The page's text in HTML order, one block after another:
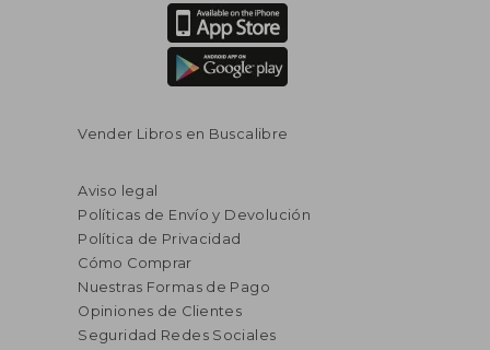
Vender Libros en Buscalibre
Aviso legal
Políticas de Envío y Devolución
Política de Privacidad
Cómo Comprar
Nuestras Formas de Pago
Opiniones de Clientes
Seguridad Redes Sociales